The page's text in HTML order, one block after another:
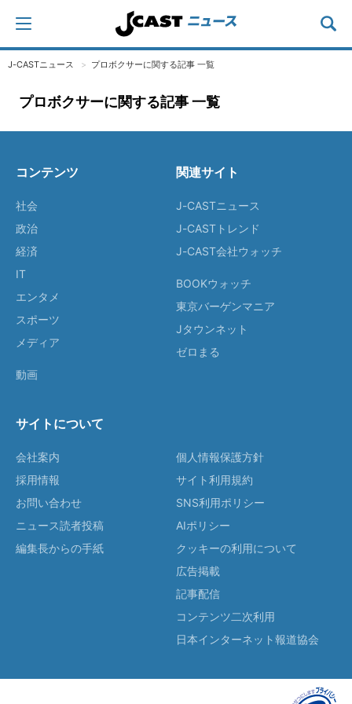
J-CASTニュース プロボクサーに関する記事 一覧
プロボクサーに関する記事 一覧
コンテンツ
社会
政治
経済
IT
エンタメ
スポーツ
メディア
動画
関連サイト
J-CASTニュース
J-CASTトレンド
J-CAST会社ウォッチ
BOOKウォッチ
東京バーゲンマニア
Jタウンネット
ゼロまる
サイトについて
会社案内
採用情報
お問い合わせ
ニュース読者投稿
編集長からの手紙
個人情報保護方針
サイト利用規約
SNS利用ポリシー
AIポリシー
クッキーの利用について
広告掲載
記事配信
コンテンツ二次利用
日本インターネット報道協会